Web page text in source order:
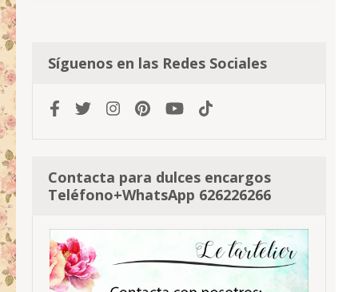
Síguenos en las Redes Sociales
Contacta para dulces encargos
Teléfono+WhatsApp 626226266